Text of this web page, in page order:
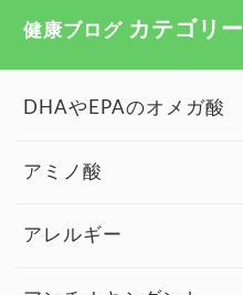
健康ブログ カテゴリー
DHAやEPAのオメガ酸
アミノ酸
アレルギー